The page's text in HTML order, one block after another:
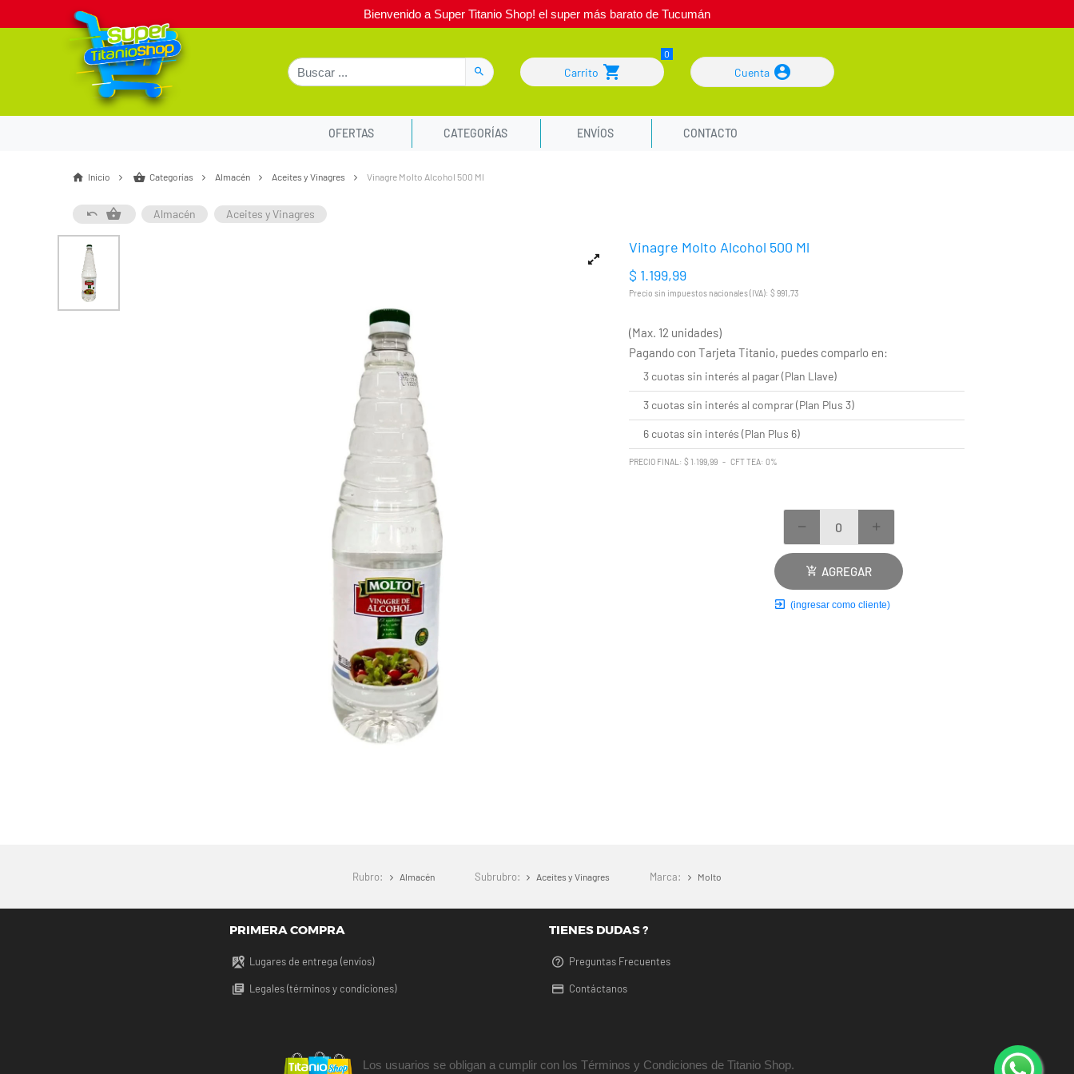
Bienvenido a Super Titanio Shop! el super más barato de Tucumán
Carrito Cuenta
OFERTAS CATEGORÍAS ENVÍOS CONTACTO
Inicio Categorías Almacén Aceites y Vinagres Vinagre Molto Alcohol 500 Ml
Almacén Aceites y Vinagres
Vinagre Molto Alcohol 500 Ml
$ 1.199,99
Precio sin impuestos nacionales (IVA): $ 991,73
(Max. 12 unidades)
Pagando con Tarjeta Titanio, puedes comparlo en:
3 cuotas sin interés al pagar (Plan Llave)
3 cuotas sin interés al comprar (Plan Plus 3)
6 cuotas sin interés (Plan Plus 6)
PRECIO FINAL: $ 1.199,99 - CFT TEA: 0%
AGREGAR
(ingresar como cliente)
Rubro: Almacén Subrubro: Aceites y Vinagres Marca: Molto
PRIMERA COMPRA
Lugares de entrega (envíos)
Legales (términos y condiciones)
TIENES DUDAS ?
Preguntas Frecuentes
Contáctanos
Los usuarios se obligan a cumplir con los Términos y Condiciones de Titanio Shop.